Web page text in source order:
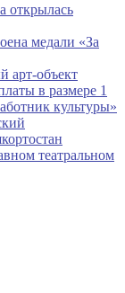
открылась
медали «За
арт-объект
в размере 1
культуры»
театральном